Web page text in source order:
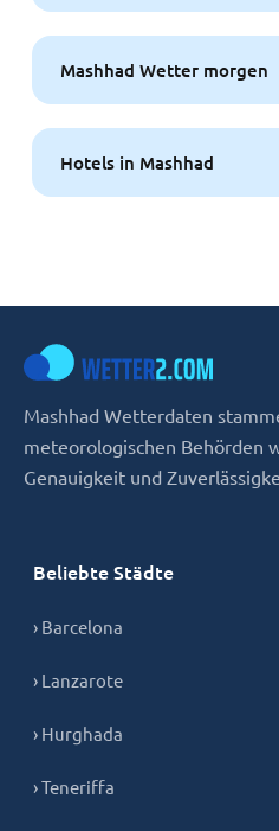
Mashhad Wetter morgen
Hotels in Mashhad
Mashhad Wetterdaten
meteorologischen Behörden
Genauigkeit und
Beliebte Städte
› Barcelona
› Lanzarote
› Hurghada
› Teneriffa